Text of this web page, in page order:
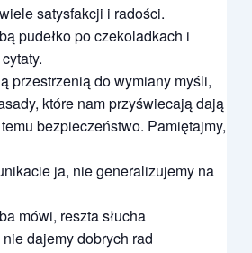
satysfakcji i radości.
pudełko po czekoladkach i
przestrzenią do wymiany myśli,
które nam przyświecają dają
bezpieczeństwo. Pamiętajmy,
ja, nie generalizujemy na
mówi, reszta słucha
dajemy dobrych rad